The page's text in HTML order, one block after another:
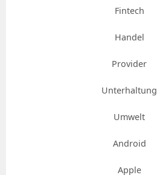
Fintech
Handel
Provider
Unterhaltung
Umwelt
Android
Apple